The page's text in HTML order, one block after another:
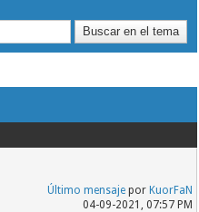
Último mensajepor KuorFaN
04-09-2021, 07:57 PM